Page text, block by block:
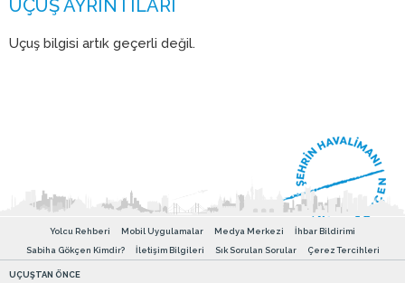
Uçuş bilgisi artık geçerli değil.
Yolcu Rehberi Mobil Uygulamalar Medya Merkezi
İhbar Bildirimi
Sabiha Gökçen Kimdir?
İletişim Bilgileri Sık Sorulan Sorular Çerez Tercihleri
UÇUŞTAN ÖNCE